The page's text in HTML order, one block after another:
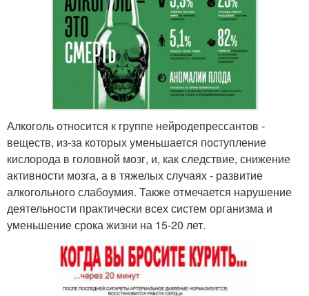
Алкоголь относится к группе нейродепрессантов -
веществ, из-за которых уменьшается поступление
кислорода в головной мозг, и, как следствие, снижение
активности мозга, а в тяжелых случаях - развитие
алкогольного слабоумия. Также отмечается нарушение
деятельности практически всех систем организма и
уменьшение срока жизни на 15-20 лет.